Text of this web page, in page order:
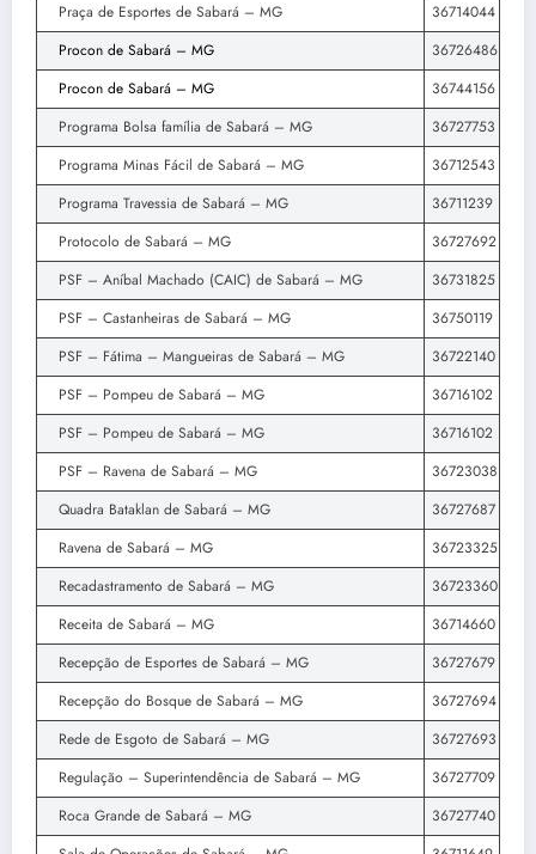
Praça de Esportes de Sabará – MG
36714044
Procon de Sabará – MG
36726486
Procon de Sabará – MG
36744156
Programa Bolsa família de Sabará – MG
36727753
Programa Minas Fácil de Sabará – MG
36712543
Programa Travessia de Sabará – MG
36711239
Protocolo de Sabará – MG
36727692
PSF – Aníbal Machado (CAIC) de Sabará – MG
36731825
PSF – Castanheiras de Sabará – MG
36750119
PSF – Fátima – Mangueiras de Sabará – MG
36722140
PSF – Pompeu de Sabará – MG
36716102
PSF – Pompeu de Sabará – MG
36716102
PSF – Ravena de Sabará – MG
36723038
Quadra Bataklan de Sabará – MG
36727687
Ravena de Sabará – MG
36723325
Recadastramento de Sabará – MG
36723360
Receita de Sabará – MG
36714660
Recepção de Esportes de Sabará – MG
36727679
Recepção do Bosque de Sabará – MG
36727694
Rede de Esgoto de Sabará – MG
36727693
Regulação – Superintendência de Sabará – MG
36727709
Roca Grande de Sabará – MG
36727740